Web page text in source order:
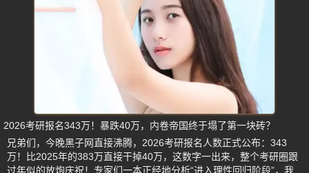
2026考研报名343万！暴跌40万，内卷帝国终于塌了第一块砖？
兄弟们，今晚黑子网直接沸腾，2026考研报名人数正式公布：343
万！比2025年的383万直接干掉40万，这数字一出来，整个考研圈跟
过年似的放炮庆祝！专家们一本正经地分析“进入理性回归阶段”，我